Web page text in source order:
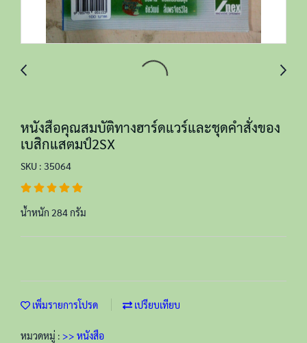
หนังสือคุณสมบัติทางฮาร์ดแวร์และชุดคำสั่งของ
เบสิกแสตมป์2SX
SKU : 35064
น้ำหนัก 284 กรัม
เพิ่มรายการโปรด เปรียบเทียบ
หมวดหมู่ : >> หนังสือ